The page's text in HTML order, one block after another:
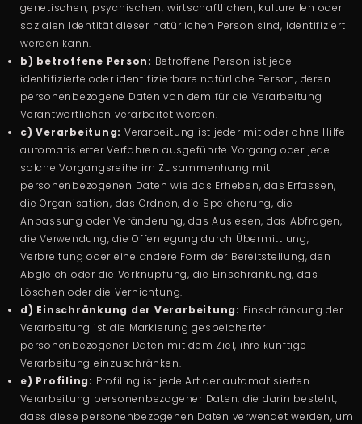
genetischen, psychischen, wirtschaftlichen, kulturellen oder
sozialen Identität dieser natürlichen Person sind, identifiziert
werden kann.
b) betroffene Person: Betroffene Person ist jede
identifizierte oder identifizierbare natürliche Person, deren
personenbezogene Daten von dem für die Verarbeitung
Verantwortlichen verarbeitet werden.
c) Verarbeitung: Verarbeitung ist jeder mit oder ohne Hilfe
automatisierter Verfahren ausgeführte Vorgang oder jede
solche Vorgangsreihe im Zusammenhang mit
personenbezogenen Daten wie das Erheben, das Erfassen,
die Organisation, das Ordnen, die Speicherung, die
Anpassung oder Veränderung, das Auslesen, das Abfragen,
die Verwendung, die Offenlegung durch Übermittlung,
Verbreitung oder eine andere Form der Bereitstellung, den
Abgleich oder die Verknüpfung, die Einschränkung, das
Löschen oder die Vernichtung.
d) Einschränkung der Verarbeitung: Einschränkung der
Verarbeitung ist die Markierung gespeicherter
personenbezogener Daten mit dem Ziel, ihre künftige
Verarbeitung einzuschränken.
e) Profiling: Profiling ist jede Art der automatisierten
Verarbeitung personenbezogener Daten, die darin besteht,
dass diese personenbezogenen Daten verwendet werden, um